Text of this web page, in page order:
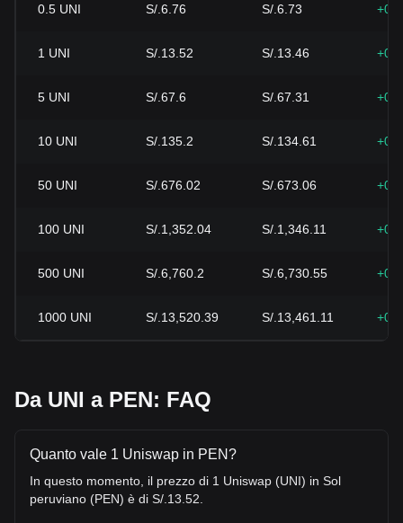
0.5 UNI S/.6.76 S/.6.73
1 UNI S/.13.52 S/.13.46
5 UNI S/.67.6 S/.67.31
10 UNI S/.135.2 S/.134.61
50 UNI S/.676.02 S/.673.06
100 UNI S/.1,352.04 S/.1,346.11
500 UNI S/.6,760.2 S/.6,730.55
1000 UNI S/.13,520.39 S/.13,461.11
Da UNI a PEN: FAQ
Quanto vale 1 Uniswap in PEN?
In questo momento, il prezzo di 1 Uniswap (UNI) in Sol
peruviano (PEN) è di S/.13.52.